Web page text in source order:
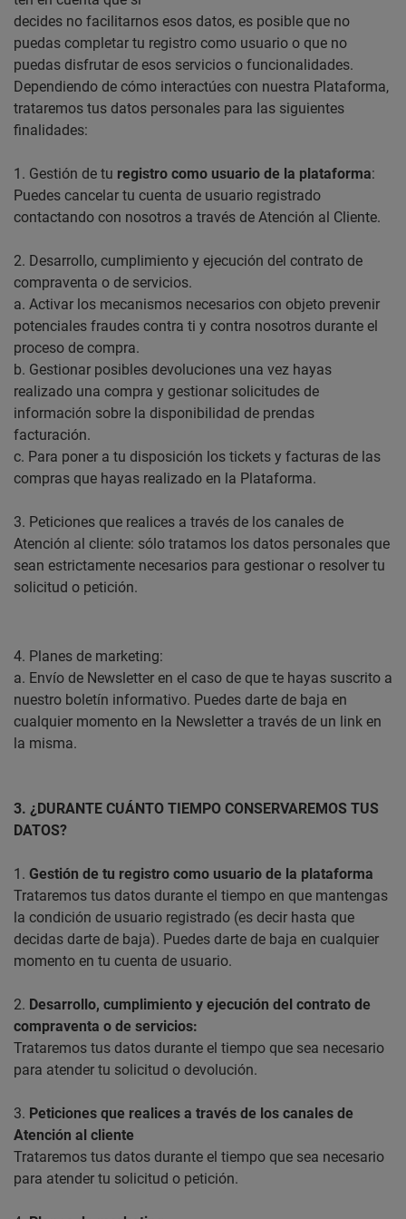
decides no facilitarnos esos datos, es posible que no
puedas completar tu registro como usuario o que no
puedas disfrutar de esos servicios o funcionalidades.
Dependiendo de cómo interactúes con nuestra Plataforma,
trataremos tus datos personales para las siguientes
finalidades:
1. Gestión de tu registro como usuario de la plataforma:
Puedes cancelar tu cuenta de usuario registrado
contactando con nosotros a través de Atención al Cliente.
2. Desarrollo, cumplimiento y ejecución del contrato de
compraventa o de servicios.
a. Activar los mecanismos necesarios con objeto prevenir
potenciales fraudes contra ti y contra nosotros durante el
proceso de compra.
b. Gestionar posibles devoluciones una vez hayas
realizado una compra y gestionar solicitudes de
información sobre la disponibilidad de prendas
facturación.
c. Para poner a tu disposición los tickets y facturas de las
compras que hayas realizado en la Plataforma.
3. Peticiones que realices a través de los canales de
Atención al cliente: sólo tratamos los datos personales que
sean estrictamente necesarios para gestionar o resolver tu
solicitud o petición.
4. Planes de marketing:
a. Envío de Newsletter en el caso de que te hayas suscrito a
nuestro boletín informativo. Puedes darte de baja en
cualquier momento en la Newsletter a través de un link en
la misma.
3. ¿DURANTE CUÁNTO TIEMPO CONSERVAREMOS TUS
DATOS?
1. Gestión de tu registro como usuario de la plataforma
Trataremos tus datos durante el tiempo en que mantengas
la condición de usuario registrado (es decir hasta que
decidas darte de baja). Puedes darte de baja en cualquier
momento en tu cuenta de usuario.
2. Desarrollo, cumplimiento y ejecución del contrato de
compraventa o de servicios:
Trataremos tus datos durante el tiempo que sea necesario
para atender tu solicitud o devolución.
3. Peticiones que realices a través de los canales de
Atención al cliente
Trataremos tus datos durante el tiempo que sea necesario
para atender tu solicitud o petición.